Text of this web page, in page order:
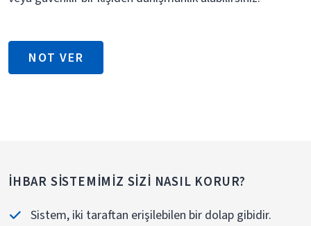
NOT VER
İHBAR SISTEMIMIZ SIZI NASIL KORUR?
Sistem, iki taraftan erişilebilen bir dolap gibidir.